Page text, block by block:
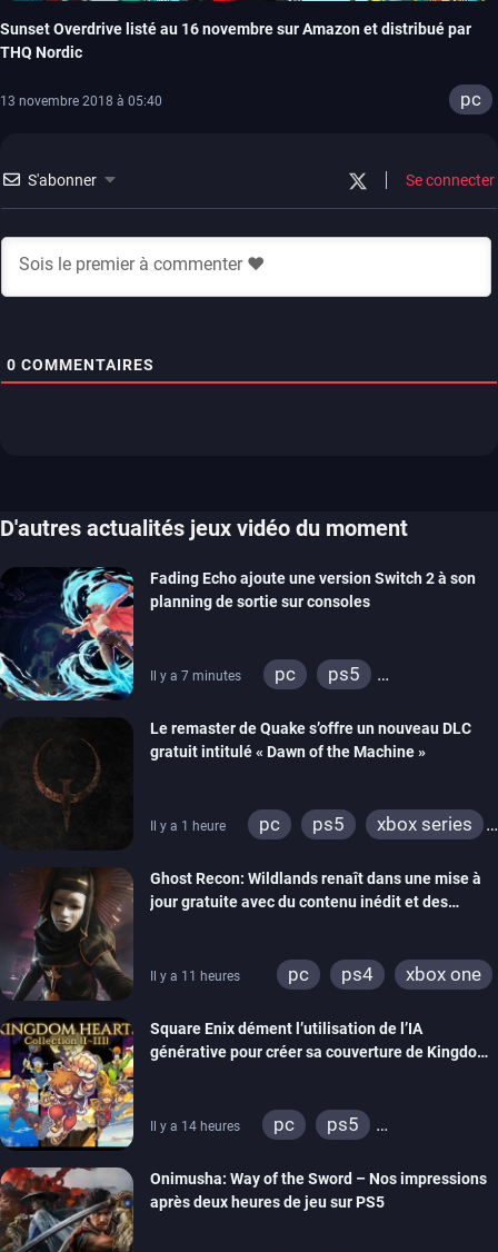
Sunset Overdrive listé au 16 novembre sur Amazon et distribué par
THQ Nordic
13 novembre 2018 à 05:40 pc
S'abonner Se connecter
0 COMMENTAIRES
D'autres actualités jeux vidéo du moment
Fading Echo ajoute une version Switch 2 à son
planning de sortie sur consoles
Il y a 7 minutes pc
ps5
Le remaster de Quake s’offre un nouveau DLC
gratuit intitulé « Dawn of the Machine »
Il y a 1 heure pc ps5
xbox series
xbox one
nintendo 64
Ghost Recon: Wildlands renaît dans une mise à
jour gratuite avec du contenu inédit et des
Il y a 11 heures pc ps4 xbox one
Square Enix dément l’utilisation de l’IA
générative pour créer sa couverture de Kingdom
Il y a 14 heures pc
ps5
Onimusha: Way of the Sword – Nos impressions
après deux heures de jeu sur PS5